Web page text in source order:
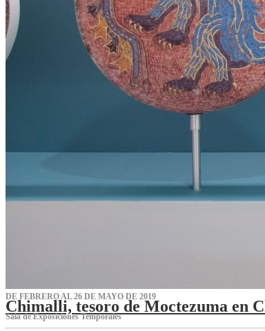
DE FEBRERO AL 26 DE MAYO DE 2019
Chimalli, tesoro de Moctezuma en
Sala de Exposiciones Temporales